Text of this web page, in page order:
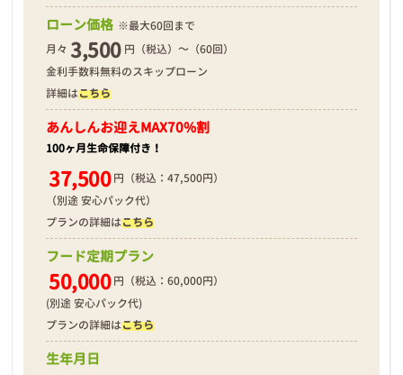
ローン価格 ※最大60回まで
月々 3,500 円（税込）～（60回）
金利手数料無料のスキップローン
詳細はこちら
あんしんお迎えMAX70%割
100ヶ月生命保障付き！
37,500 円（税込：47,500円）
（別途 安心パック代）
プランの詳細はこちら
フード定期プラン
50,000 円（税込：60,000円）
(別途 安心パック代)
プランの詳細はこちら
生年月日